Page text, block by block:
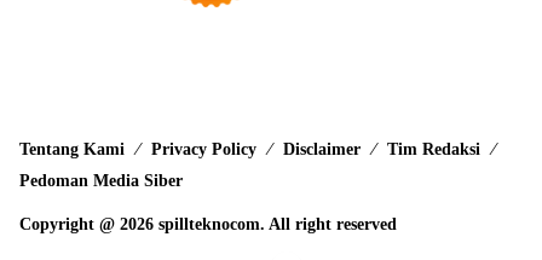
Tentang Kami Privacy Policy Disclaimer
Tim Redaksi
Pedoman Media Siber
Copyright @ 2026 spillteknocom. All right reserved